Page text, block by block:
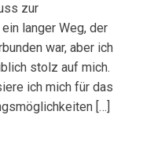
zur
langer Weg, der
war, aber ich
stolz auf mich.
ich mich für das
[…]